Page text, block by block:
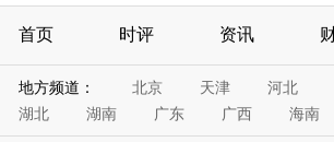
首页 时评 资讯
地方频道： 北京 天津 河北
湖北
湖南 广东 广西 海南